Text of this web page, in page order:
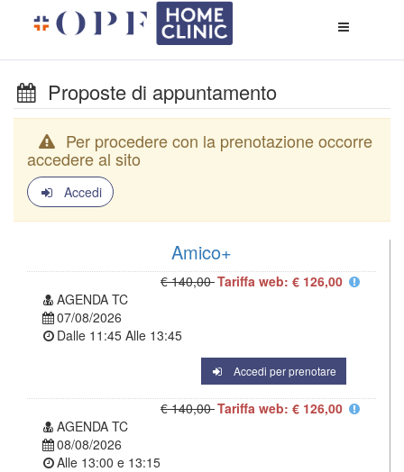
di
Proposte di appuntamento
Per procedere con la prenotazione occorre
accedere al sito
Accedi
Amico+
€ 140,00Tariffa web: € 126,00
AGENDA TC
07/08/2026
Dalle 11:45 Alle 13:45
Accedi per prenotare
€ 140,00Tariffa web: € 126,00
AGENDA TC
08/08/2026
Alle 13:00 e 13:15